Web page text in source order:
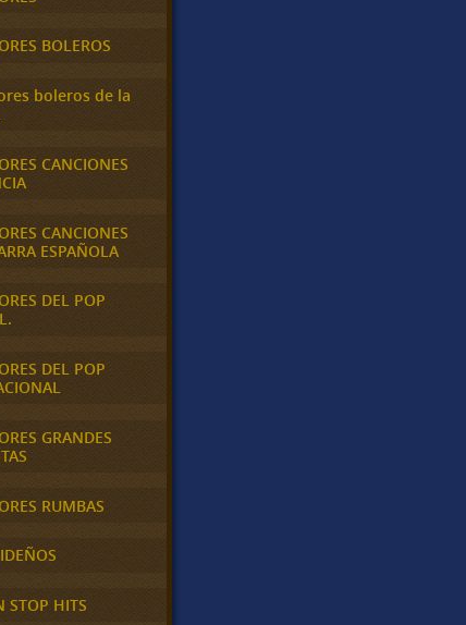
BOLEROS
boleros de la
CANCIONES
CANCIONES
ESPAÑOLA
DEL POP
DEL POP
GRANDES
RUMBAS
STOP HITS